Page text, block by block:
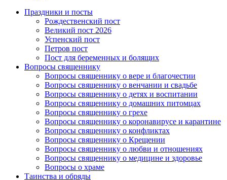
Праздники и посты
Рождественский пост
Великий пост 2026
Успенский пост
Петров пост
Пост для беременных и болящих
Вопросы священнику
Вопросы священнику о вере и благочестии
Вопросы священнику о венчании и свадьбе
Вопросы священнику о детях и воспитании
Вопросы священнику о домашних питомцах
Вопросы священнику о грехе
Вопросы священнику о коронавирусе и карантине
Вопросы священнику о конфликтах
Вопросы священнику о Крещении
Вопросы священнику о любви и отношениях
Вопросы священнику о медицине и здоровье
Вопросы о храме
Таинства и обряды